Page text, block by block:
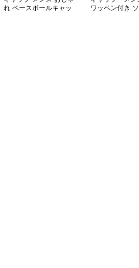
れ ベースボールキャッ
ワッペン付き